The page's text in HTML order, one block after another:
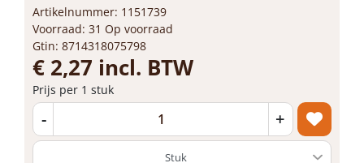
Artikelnummer: 1151739
Voorraad: 31 Op voorraad
Gtin: 8714318075798
€ 2,27 incl. BTW
Prijs per 1 stuk
- +